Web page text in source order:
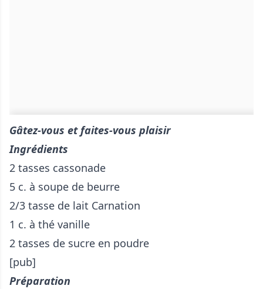
Gâtez-vous et faites-vous plaisir
Ingrédients
2 tasses cassonade
5 c. à soupe de beurre
2/3 tasse de lait Carnation
1 c. à thé vanille
2 tasses de sucre en poudre
[pub]
Préparation